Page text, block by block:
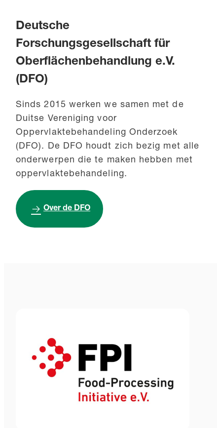
Deutsche
Forschungsgesellschaft für
Oberflächenbehandlung e.V.
(DFO)
Sinds 2015 werken we samen met de
Duitse Vereniging voor
Oppervlaktebehandeling Onderzoek
(DFO). De DFO houdt zich bezig met alle
onderwerpen die te maken hebben met
oppervlaktebehandeling.
Over de DFO